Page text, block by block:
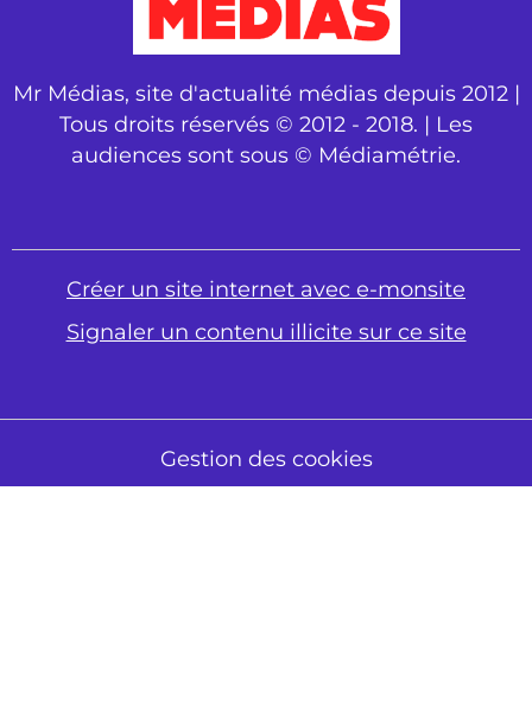
Mr Médias, site d'actualité médias depuis 2012 |
Tous droits réservés © 2012 - 2018. | Les
audiences sont sous © Médiamétrie.
Créer un site internet avec e-monsite
Signaler un contenu illicite sur ce site
Gestion des cookies